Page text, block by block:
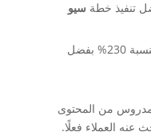
سيو
بفضل
مدروس من المحتوى
عنه العملاء فعلًا.